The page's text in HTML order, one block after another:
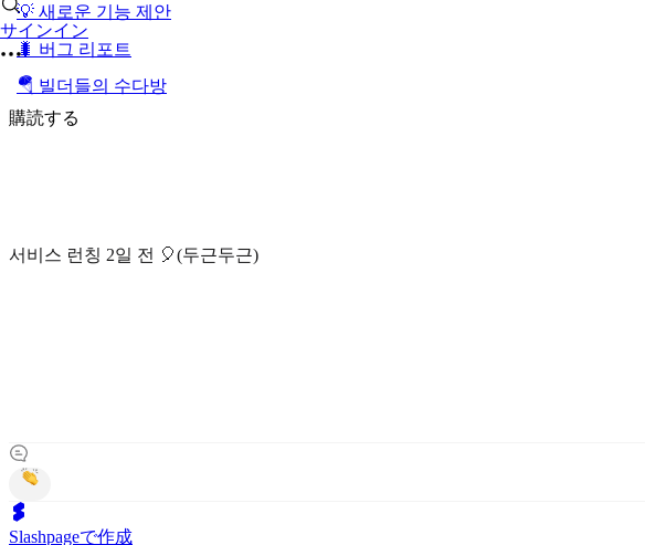
サインイン
💡 새로운 기능 제안
🐛 버그 리포트
🪂 빌더들의 수다방
購読する
서비스 런칭 2일 전 🎈(두근두근)
Slashpageで作成